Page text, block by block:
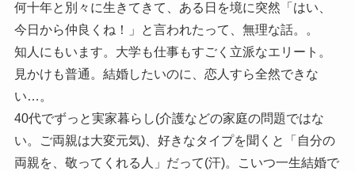
何十年と別々に生きてきて、ある日を境に突然「はい、
今日から仲良くね！」と言われたって、無理な話。。
知人にもいます。大学も仕事もすごく立派なエリート。
見かけも普通。結婚したいのに、恋人すら全然できな
い…。
40代でずっと実家暮らし(介護などの家庭の問題ではな
い。ご両親は大変元気)、好きなタイプを聞くと「自分の
両親を、敬ってくれる人」だって(汗)。こいつ一生結婚で